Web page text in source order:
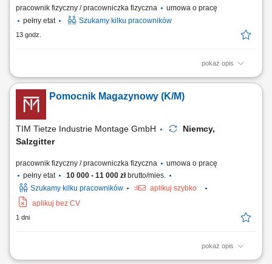
pracownik fizyczny / pracowniczka fizyczna
umowa o pracę
pełny etat
Szukamy kilku pracowników
13 godz.
pokaż opis
Zakres obowiązków: Kompletowanie zamówień zgodnie z
zapotrzebowaniem magazynu. Układanie oraz przygotowywanie
towarów do dalszej wysyłki. Wykonywanie prostych prac
magazynowych i pomocniczych. Dbanie o porządek w miejscu pracy.
Przestrzeganie obowiązujących procedur i zasad bezpieczeństwa.
Pomocnik Magazynowy (K/M)
TIM Tietze Industrie Montage GmbH
Niemcy,
Salzgitter
pracownik fizyczny / pracowniczka fizyczna
umowa o pracę
pełny etat
10 000 - 11 000 złbrutto/mies.
Szukamy kilku pracowników
aplikuj szybko
aplikuj bez CV
1 dni
pokaż opis
Zadania: Przepakowywanie towarów zgodnie z obowiązującymi